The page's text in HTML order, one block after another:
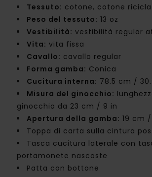
Tessuto: cotone, cotone
Peso del tessuto: 13 oz
Vestibilità: vestibilità regular
Vita: vita fissa
Cavallo: cavallo regular
Forma gamba: Conica
Cucitura interna: 78.5 cm /
Misura del ginocchio:
ginocchio da 23 cm / 9 in
Apertura della gamba: 19 cm
Toppa di carta sulla cintura
Tasca cucitura laterale con
portamonete nascoste
Patta con bottone